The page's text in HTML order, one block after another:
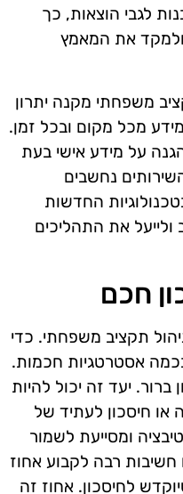
לגבי הוצאות, כך
ולמקד את המאמץ
משפחתי מקנה יתרון
מכל מקום ובכל זמן.
על מידע אישי בעת
נחשבים
החדשות
את התהליכים
חכם
תקציב משפחתי. כדי
אסטרטגיות חכמות.
יעד זה יכול להיות
חיסכון לעתיד של
ומסייעת לשמור
חשיבות רבה לקבוע אחוז
לחיסכון. אחוז זה